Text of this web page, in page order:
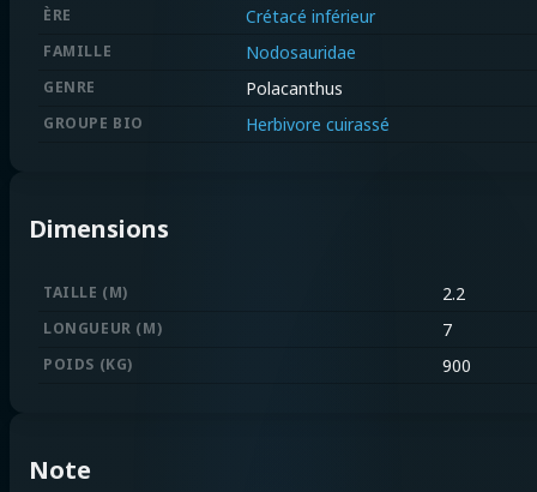
ÈRE Crétacé inférieur
FAMILLE Nodosauridae
GENRE Polacanthus
GROUPE BIO Herbivore cuirassé
Dimensions
TAILLE (M) 2.2
LONGUEUR (M) 7
POIDS (KG) 900
Note